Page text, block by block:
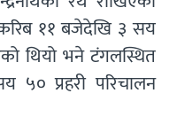
११ बजेदेखि ३ सय
थियो भने टंगलस्थित
५० प्रहरी परिचालन